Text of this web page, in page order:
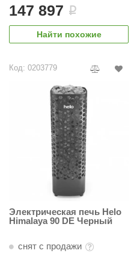
Design
147 897 i
Найти похожие
Код: 0203779
Электрическая печь Helo
Himalaya 90 DE Черный
снят с продажи